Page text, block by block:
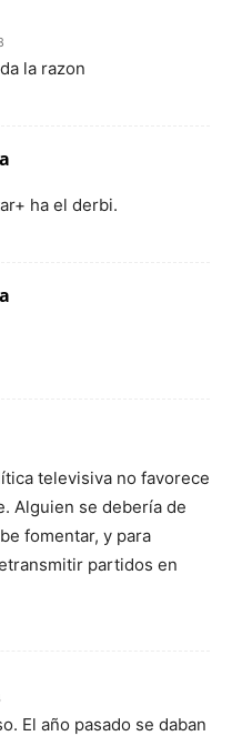
la razon
ha el derbi.
televisiva no favorece
Alguien se debería de
fomentar, y para
partidos en
El año pasado se daban